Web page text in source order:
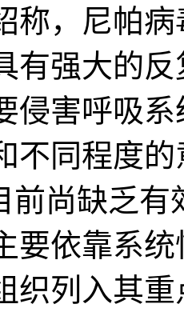
称，尼帕
有强大的
侵害呼吸
不同程度
前尚缺乏
要依靠系
织列入其